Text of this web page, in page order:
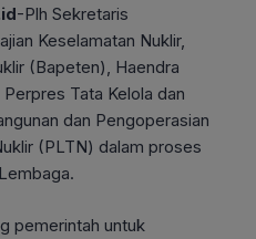
-Plh Sekretaris
Keselamatan Nuklir,
(Bapeten), Haendra
Tata Kelola dan
dan Pengoperasian
(PLTN) dalam proses
pemerintah untuk